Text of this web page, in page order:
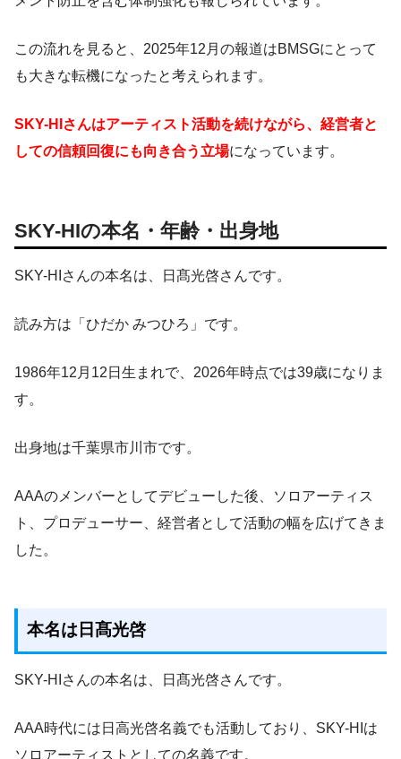
この流れを見ると、2025年12月の報道はBMSGにとって
も大きな転機になったと考えられます。
SKY-HIさんはアーティスト活動を続けながら、経営者と
しての信頼回復にも向き合う立場になっています。
SKY-HIの本名・年齢・出身地
SKY-HIさんの本名は、日髙光啓さんです。
読み方は「ひだか みつひろ」です。
1986年12月12日生まれで、2026年時点では39歳になりま
す。
出身地は千葉県市川市です。
AAAのメンバーとしてデビューした後、ソロアーティス
ト、プロデューサー、経営者として活動の幅を広げてきま
した。
本名は日髙光啓
SKY-HIさんの本名は、日髙光啓さんです。
AAA時代には日高光啓名義でも活動しており、SKY-HIは
ソロアーティストとしての名義です。